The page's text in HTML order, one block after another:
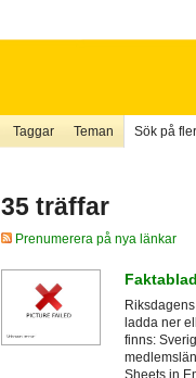
Taggar Teman Sök på
35 träffar
Prenumerera på nya länkar
ladda ner
finns:
Sheets in